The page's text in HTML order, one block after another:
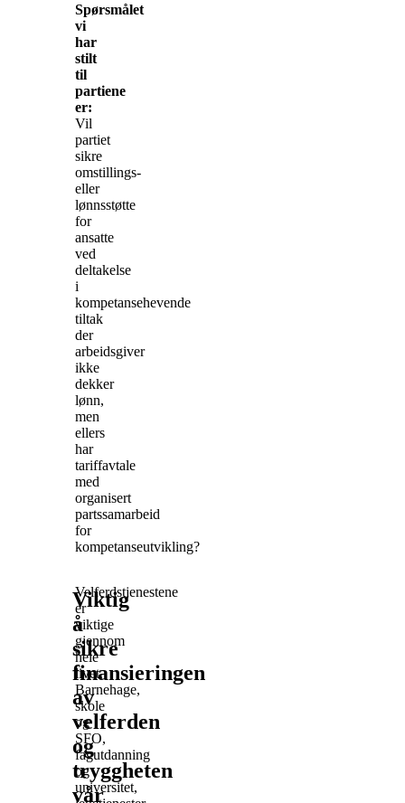
Spørsmålet
vi
har
stilt
til
partiene
er:
Vil
partiet
sikre
omstillings-
eller
lønnsstøtte
for
ansatte
ved
deltakelse
i
kompetansehevende
tiltak
der
arbeidsgiver
ikke
dekker
lønn,
men
ellers
har
tariffavtale
med
organisert
partssamarbeid
for
kompetanseutvikling?
Viktig
å
sikre
finansieringen
av
velferden
og
tryggheten
vår
Velferdstjenestene
er
viktige
gjennom
hele
livet.
Barnehage,
skole
og
SFO,
fagutdanning
og
universitet,